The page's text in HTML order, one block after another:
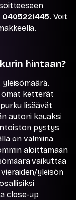
0405221445. Voit
hintaan?
omat ketterät
lisäävät
autoni kauaksi
pystys
on valmiina
aloittamaan
vaikuttaa
yleisön
close-up